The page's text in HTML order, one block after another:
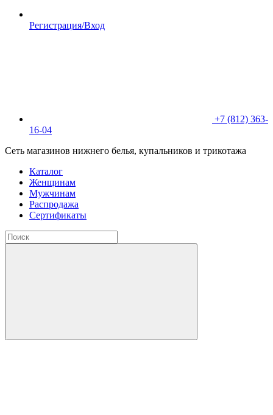
Регистрация/Вход
+7 (812) 363-
16-04
Сеть магазинов нижнего белья, купальников и трикотажа
Каталог
Женщинам
Мужчинам
Распродажа
Сертификаты